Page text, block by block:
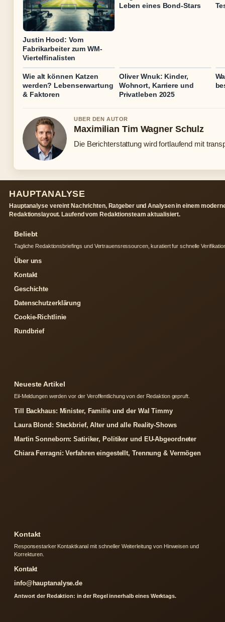
Justin Hood: Vom
Fabrikarbeiter zum WM-
Viertelfinalisten
Leben eines Bond-Stars
Wie alt können Katzen
werden? Lebenserwartung
& Faktoren
Oliver Wnuk: Kinder,
Wohnort, Karriere und
Privatleben 2025
UBER DEN AUTOR
Maximilian Tim Wagner Schulz
Die Berichterstattung wird fortlaufend mit
HAUPTANALYSE
Hauptanalyse vereint Nachrichten, Ratgeber und Analysen in einem
Redaktionslayout. Laufend vom Redaktionsteam aktualisiert.
Beliebt
Tagliche Redaktionsbriefings und Vertrauensressourcen, kuratiert fur schnelle
Über uns
Kontakt
Geschichte
Datenschutzerklärung
Cookie-Richtlinie
Rundbrief
Neueste Artikel
Eil-Meldungen werden vor der Veroffentlichung von der Redaktion gepruft.
Till Backhaus: Minister, Familie und der Wal Timmy
Laura Blond: Steckbrief, Alter und alle Reality-Shows
Martin Sonneborn: Satiriker, Politiker und EU-Abgeordneter
Chiara Ferragni: Verfahren eingestellt, Trennung & Vermögen
Kontakt
Responsestarker Kontaktkanal mit schneller Weiterleitung von Hinweisen und
Korrekturen.
Kontakt
info@hauptanalyse.de
Antwort der Redaktion: in der Regel innerhalb eines Werktags.